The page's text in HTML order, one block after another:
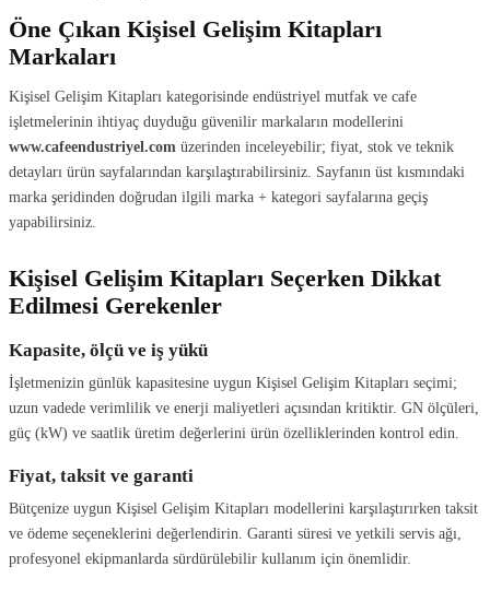
Öne Çıkan Kişisel Gelişim Kitapları
Markaları
Kişisel Gelişim Kitapları kategorisinde endüstriyel mutfak ve cafe
işletmelerinin ihtiyaç duyduğu güvenilir markaların modellerini
www.cafeendustriyel.com üzerinden inceleyebilir; fiyat, stok ve teknik
detayları ürün sayfalarından karşılaştırabilirsiniz. Sayfanın üst kısmındaki
marka şeridinden doğrudan ilgili marka + kategori sayfalarına geçiş
yapabilirsiniz.
Kişisel Gelişim Kitapları Seçerken Dikkat
Edilmesi Gerekenler
Kapasite, ölçü ve iş yükü
İşletmenizin günlük kapasitesine uygun Kişisel Gelişim Kitapları seçimi;
uzun vadede verimlilik ve enerji maliyetleri açısından kritiktir. GN ölçüleri,
güç (kW) ve saatlik üretim değerlerini ürün özelliklerinden kontrol edin.
Fiyat, taksit ve garanti
Bütçenize uygun Kişisel Gelişim Kitapları modellerini karşılaştırırken taksit
ve ödeme seçeneklerini değerlendirin. Garanti süresi ve yetkili servis ağı,
profesyonel ekipmanlarda sürdürülebilir kullanım için önemlidir.